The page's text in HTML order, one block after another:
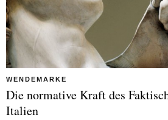
WENDEMARKE
Die normative Kraft des
Italien